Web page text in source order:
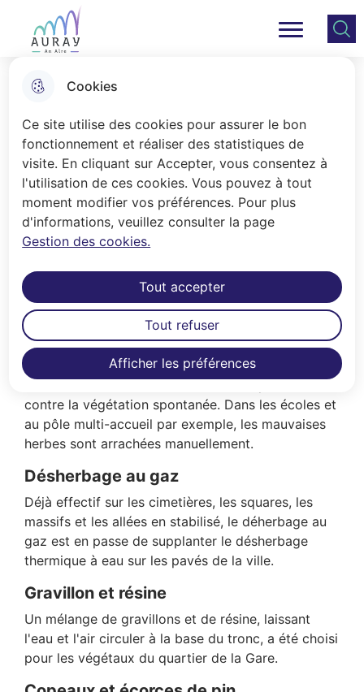
Cookies
Ce site utilise des cookies pour assurer le bon
fonctionnement et réaliser des statistiques de
visite. En cliquant sur Accepter, vous consentez à
l'utilisation de ces cookies. Vous pouvez à tout
moment modifier vos préférences. Pour plus
d'informations, veuillez consulter la page
Gestion des cookies.
Afficher les préférences
Tout accepter
Tout refuser
Aller
au
menu
Consulter
le plan
Ville Auray Menu principal
Accueil
Plus de produits phytosanitaires
pour le désherbage des espaces
publics. Inventaire des méthodes
de jardinage propre usitées sur la
commune.
Serfouette et fourche-bêche
Serfouette ou fourche-bêche, le désherbage
manuel est devenu un incontournable pour lutter
contre la végétation spontanée. Dans les écoles et
au pôle multi-accueil par exemple, les mauvaises
herbes sont arrachées manuellement.
Désherbage au gaz
Déjà effectif sur les cimetières, les squares, les
massifs et les allées en stabilisé, le déherbage au
gaz est en passe de supplanter le désherbage
thermique à eau sur les pavés de la ville.
Gravillon et résine
Un mélange de gravillons et de résine, laissant
l'eau et l'air circuler à la base du tronc, a été choisi
pour les végétaux du quartier de la Gare.